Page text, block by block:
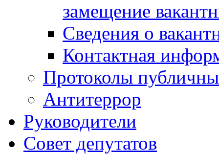
замещение
Сведения о
Контактная
Протоколы
Антитеррор
Руководители
Совет депутатов